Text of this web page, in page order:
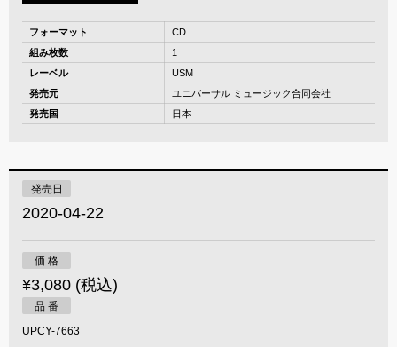
フォーマット
CD
組み枚数
1
レーベル
USM
発売元
ユニバーサル ミュージック合同会社
発売国
日本
発売日
2020-04-22
価 格
¥3,080 (税込)
品 番
UPCY-7663